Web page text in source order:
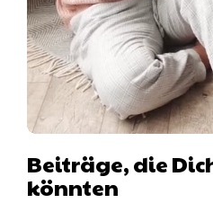
Beiträge, die
könnten